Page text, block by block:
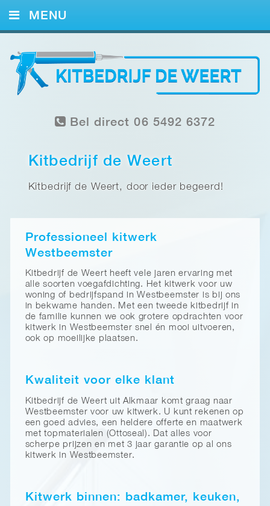
Bel direct 06 5492 6372
MENU
KITWERK
FOTO’S
REFERENTIES
Kitbedrijf de Weert
Kitbedrijf de Weert, door ieder begeerd!
Professioneel kitwerk
Westbeemster
Kitbedrijf de Weert heeft vele jaren ervaring met
alle soorten voegafdichting. Het kitwerk voor uw
woning of bedrijfspand in Westbeemster is bij ons
in bekwame handen. Met een tweede kitbedrijf in
de familie kunnen we ook grotere opdrachten voor
kitwerk in Westbeemster snel én mooi uitvoeren,
ook op moeilijke plaatsen.
Kwaliteit voor elke klant
Kitbedrijf de Weert uit Alkmaar komt graag naar
Westbeemster voor uw kitwerk. U kunt rekenen op
een goed advies, een heldere offerte en maatwerk
met topmaterialen (Ottoseal). Dat alles voor
scherpe prijzen en met 3 jaar garantie op al ons
kitwerk in Westbeemster.
Kitwerk binnen: badkamer, keuken,